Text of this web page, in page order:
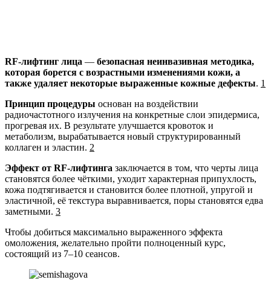
RF-лифтинг лица — безопасная неинвазивная методика,
которая борется с возрастными изменениями кожи, а
также удаляет некоторые выраженные кожные дефекты. 1
Принцип процедуры основан на воздействии
радиочастотного излучения на конкретные слои эпидермиса,
прогревая их. В результате улучшается кровоток и
метаболизм, вырабатывается новый структурированный
коллаген и эластин. 2
Эффект от RF-лифтинга заключается в том, что черты лица
становятся более чёткими, уходит характерная припухлость,
кожа подтягивается и становится более плотной, упругой и
эластичной, её текстура выравнивается, поры становятся едва
заметными. 3
Чтобы добиться максимально выраженного эффекта
омоложения, желательно пройти полноценный курс,
состоящий из 7–10 сеансов.